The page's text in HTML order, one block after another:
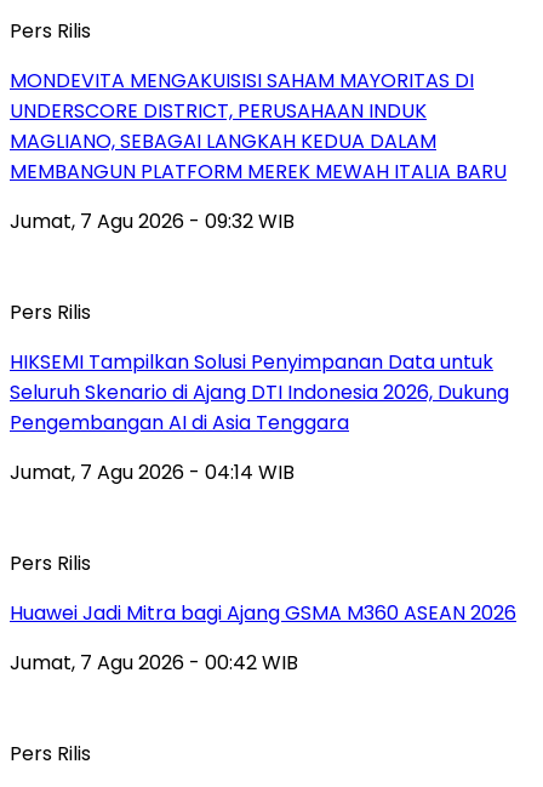
Pers Rilis
MONDEVITA MENGAKUISISI SAHAM MAYORITAS DI
UNDERSCORE DISTRICT, PERUSAHAAN INDUK
MAGLIANO, SEBAGAI LANGKAH KEDUA DALAM
MEMBANGUN PLATFORM MEREK MEWAH ITALIA BARU
Jumat, 7 Agu 2026 - 09:32 WIB
Pers Rilis
HIKSEMI Tampilkan Solusi Penyimpanan Data untuk
Seluruh Skenario di Ajang DTI Indonesia 2026, Dukung
Pengembangan AI di Asia Tenggara
Jumat, 7 Agu 2026 - 04:14 WIB
Pers Rilis
Huawei Jadi Mitra bagi Ajang GSMA M360 ASEAN 2026
Jumat, 7 Agu 2026 - 00:42 WIB
Pers Rilis